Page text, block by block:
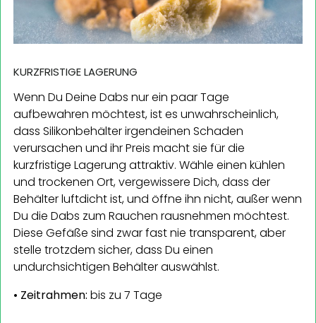
KURZFRISTIGE LAGERUNG
Wenn Du Deine Dabs nur ein paar Tage
aufbewahren möchtest, ist es unwahrscheinlich,
dass Silikonbehälter irgendeinen Schaden
verursachen und ihr Preis macht sie für die
kurzfristige Lagerung attraktiv. Wähle einen kühlen
und trockenen Ort, vergewissere Dich, dass der
Behälter luftdicht ist, und öffne ihn nicht, außer wenn
Du die Dabs zum Rauchen rausnehmen möchtest.
Diese Gefäße sind zwar fast nie transparent, aber
stelle trotzdem sicher, dass Du einen
undurchsichtigen Behälter auswählst.
• Zeitrahmen: bis zu 7 Tage